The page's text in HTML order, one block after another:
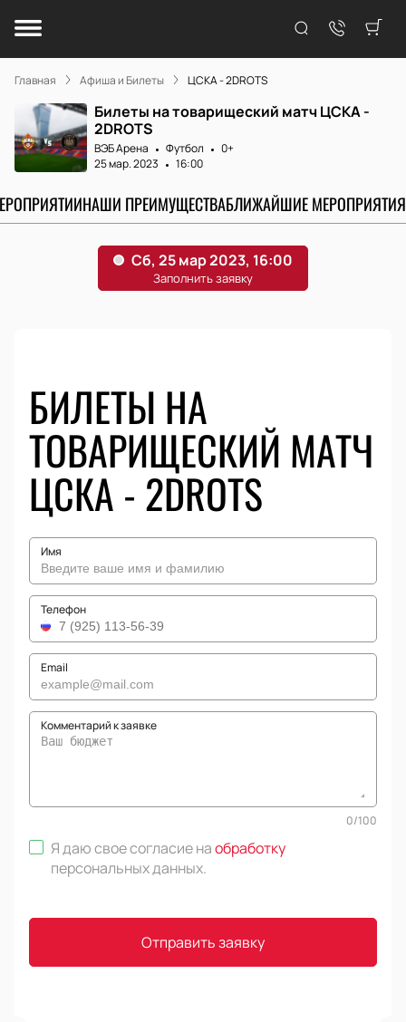
Главная Афиша и Билеты ЦСКА - 2DROTS
Билеты на товарищеский матч ЦСКА -
2DROTS
ВЭБ Арена Футбол
0+
25 мар. 2023
16:00
НАШИ ПРЕИМУЩЕСТВАБЛИЖАЙШИЕ МЕРОПРИЯТИЯ
БИЛЕТЫ НА
ТОВАРИЩЕСКИЙ МАТЧ
ЦСКА - 2DROTS
Имя
Телефон
Email
Комментарий к заявке
0/100
Я даю свое согласие наобработку
персональных данных.
Отправить заявку